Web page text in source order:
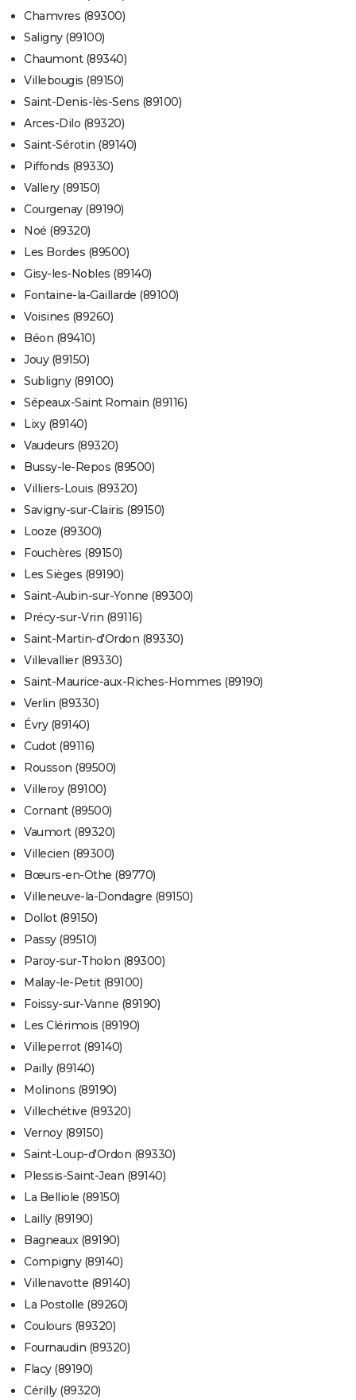
Chamvres (89300)
Saligny (89100)
Chaumont (89340)
Villebougis (89150)
Saint-Denis-lès-Sens (89100)
Arces-Dilo (89320)
Saint-Sérotin (89140)
Piffonds (89330)
Vallery (89150)
Courgenay (89190)
Noé (89320)
Les Bordes (89500)
Gisy-les-Nobles (89140)
Fontaine-la-Gaillarde (89100)
Voisines (89260)
Béon (89410)
Jouy (89150)
Subligny (89100)
Sépeaux-Saint Romain (89116)
Lixy (89140)
Vaudeurs (89320)
Bussy-le-Repos (89500)
Villiers-Louis (89320)
Savigny-sur-Clairis (89150)
Looze (89300)
Fouchères (89150)
Les Sièges (89190)
Saint-Aubin-sur-Yonne (89300)
Précy-sur-Vrin (89116)
Saint-Martin-d'Ordon (89330)
Villevallier (89330)
Saint-Maurice-aux-Riches-Hommes (89190)
Verlin (89330)
Évry (89140)
Cudot (89116)
Rousson (89500)
Villeroy (89100)
Cornant (89500)
Vaumort (89320)
Villecien (89300)
Bœurs-en-Othe (89770)
Villeneuve-la-Dondagre (89150)
Dollot (89150)
Passy (89510)
Paroy-sur-Tholon (89300)
Malay-le-Petit (89100)
Foissy-sur-Vanne (89190)
Les Clérimois (89190)
Villeperrot (89140)
Pailly (89140)
Molinons (89190)
Villechétive (89320)
Vernoy (89150)
Saint-Loup-d'Ordon (89330)
Plessis-Saint-Jean (89140)
La Belliole (89150)
Lailly (89190)
Bagneaux (89190)
Compigny (89140)
Villenavotte (89140)
La Postolle (89260)
Coulours (89320)
Fournaudin (89320)
Flacy (89190)
Cérilly (89320)